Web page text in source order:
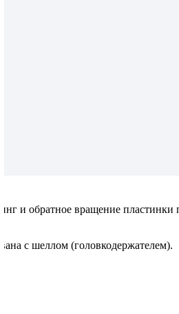
и обратное вращение пластинки
с шеллом (головкодержателем).